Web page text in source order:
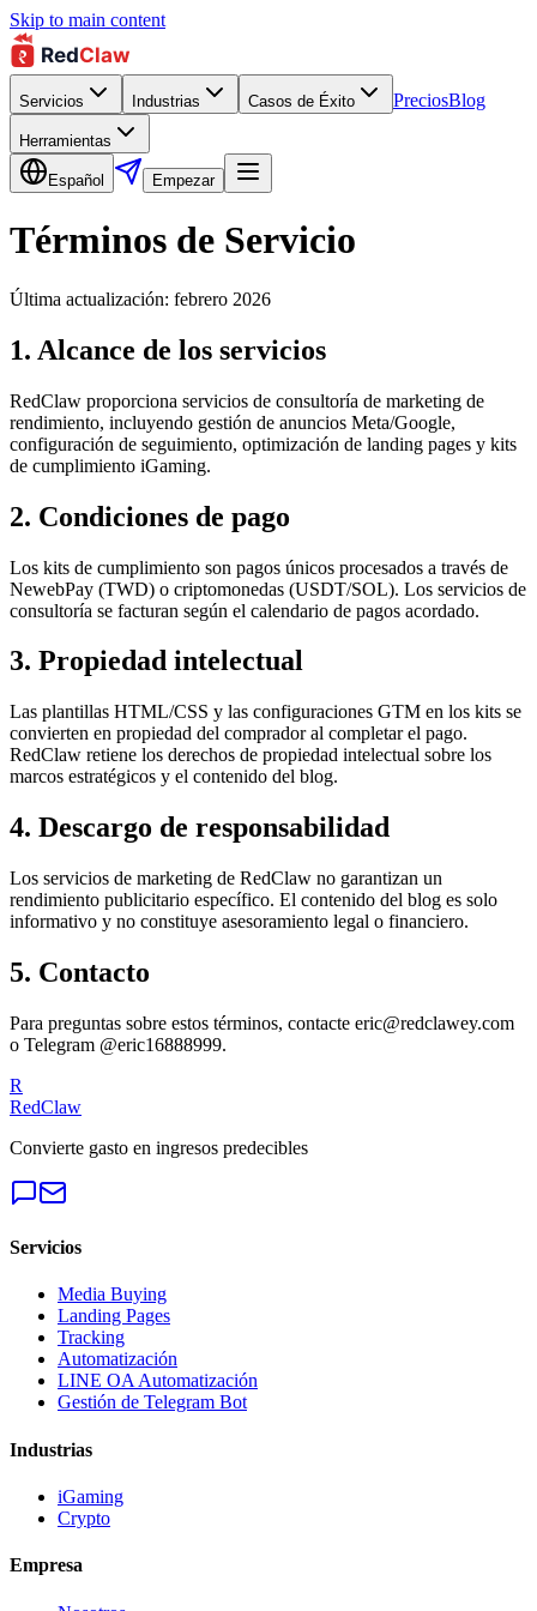
Skip to main content
Servicios Industrias Casos de Éxito PreciosBlog
Herramientas
Español Empezar
Términos de Servicio
Última actualización: febrero 2026
1. Alcance de los servicios
RedClaw proporciona servicios de consultoría de marketing de
rendimiento, incluyendo gestión de anuncios Meta/Google,
configuración de seguimiento, optimización de landing pages y kits
de cumplimiento iGaming.
2. Condiciones de pago
Los kits de cumplimiento son pagos únicos procesados a través de
NewebPay (TWD) o criptomonedas (USDT/SOL). Los servicios de
consultoría se facturan según el calendario de pagos acordado.
3. Propiedad intelectual
Las plantillas HTML/CSS y las configuraciones GTM en los kits se
convierten en propiedad del comprador al completar el pago.
RedClaw retiene los derechos de propiedad intelectual sobre los
marcos estratégicos y el contenido del blog.
4. Descargo de responsabilidad
Los servicios de marketing de RedClaw no garantizan un
rendimiento publicitario específico. El contenido del blog es solo
informativo y no constituye asesoramiento legal o financiero.
5. Contacto
Para preguntas sobre estos términos, contacte eric@redclawey.com
o Telegram @eric16888999.
R
RedClaw
Convierte gasto en ingresos predecibles
Servicios
Media Buying
Landing Pages
Tracking
Automatización
LINE OA Automatización
Gestión de Telegram Bot
Industrias
iGaming
Crypto
Empresa